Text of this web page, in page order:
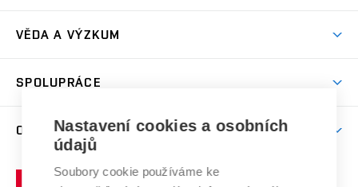
Sport na VUT
Dny otevřených dveří
Celoživotní vzdělávání
E-přihláška
Harmonogram akademického roku
Závěrečné práce
Doktorské studium
Zpracování osobních údajů studentů
Sociální bezpečí
Studium bez bariér
Podpora podnikání
VĚDA A VÝZKUM
Mezinárodní vědecká rada
Systém zajišťování kvality výzkumu
Výzkumné infrastruktury
SPOLUPRÁCE
Zahraniční spolupráce
Spolupráce se školami
O UNIVERZITĚ
Profil univerzity
Nastavení cookies a osobních
údajů
Soubory cookie používáme ke